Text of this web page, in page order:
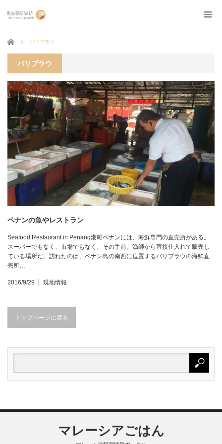
ホーム バリプラウ
バリプラウ
ペナンの魚やレストラン
Seafood Restaurant in Penang港町ペナンには、海鮮専門の直売所がある。
スーパーでもなく、市場でもなく、その手前。漁師から直接仕入れて販売し
ている場所だ。訪れたのは、ペナン島の南西に位置するバリプラウの海鮮直
売所…
2016/9/29 現地情報
トップページに戻る
マレーシアごはん